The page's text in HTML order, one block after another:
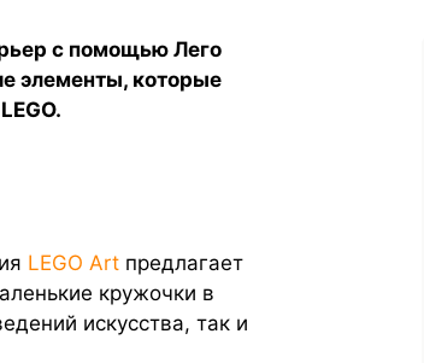
с помощью Лего
элементы, которые
LEGO Art предлагает
кружочки в
искусства, так и